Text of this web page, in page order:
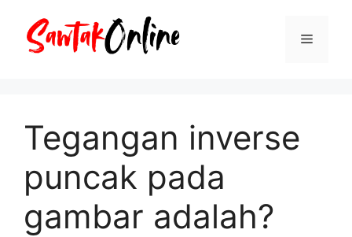
Menu
Tegangan inverse
puncak pada
gambar adalah?